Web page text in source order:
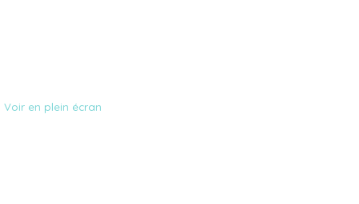
Voir en plein écran